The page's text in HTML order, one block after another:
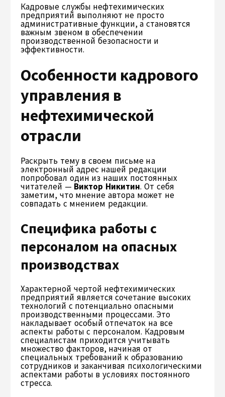
Кадровые службы нефтехимических
предприятий выполняют не просто
административные функции, а становятся
важным звеном в обеспечении
производственной безопасности и
эффективности.
Особенности кадрового
управления в
нефтехимической
отрасли
Раскрыть тему в своем письме на
электронный адрес нашей редакции
попробовал один из наших постоянных
читателей — Виктор Никитин. От себя
заметим, что мнение автора может не
совпадать с мнением редакции.
Специфика работы с
персоналом на опасных
производствах
Характерной чертой нефтехимических
предприятий является сочетание высоких
технологий с потенциально опасными
производственными процессами. Это
накладывает особый отпечаток на все
аспекты работы с персоналом. Кадровым
специалистам приходится учитывать
множество факторов, начиная от
специальных требований к образованию
сотрудников и заканчивая психологическими
аспектами работы в условиях постоянного
стресса.